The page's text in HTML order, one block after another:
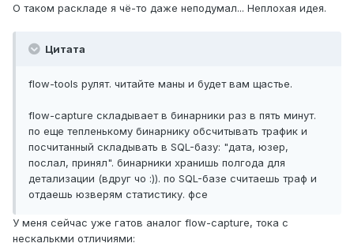
О таком раскладе я чё-то даже неподумал... Неплохая идея.
Цитата
flow-tools рулят. читайте маны и будет вам щастье.
flow-capture складывает в бинарники раз в пять минут.
по еще тепленькому бинарнику обсчитывать трафик и
посчитанный складывать в SQL-базу: "дата, юзер,
послал, принял". бинарники хранишь полгода для
детализации (вдруг чо :)). по SQL-базе считаешь траф и
отдаешь юзверям статистику. фсе
У меня сейчас уже гатов аналог flow-capture, тока с
нескалькми отличиями: